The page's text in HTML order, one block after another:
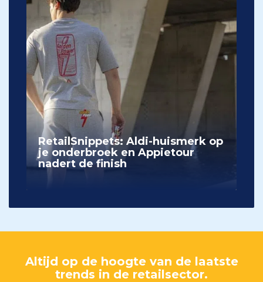
RetailSnippets: Aldi-huismerk op
je onderbroek en Appietour
nadert de finish
Altijd op de hoogte van de laatste
trends in de retailsector.